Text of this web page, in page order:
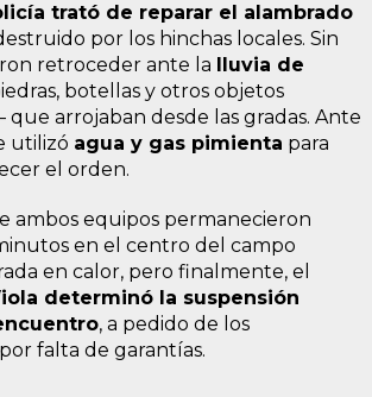
trató de reparar el alambrado
por los hinchas locales. Sin
retroceder ante la
lluvia de
botellas y otros objetos
arrojaban desde las gradas. Ante
utilizó agua y gas pimienta para
el orden.
ambos equipos permanecieron
en el centro del campo
en calor, pero finalmente, el
determinó la suspensión
, a pedido de los
falta de garantías.